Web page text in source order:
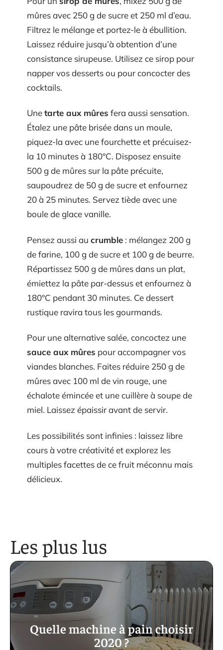
mûres avec 250 g de sucre et 250 ml d’eau.
Filtrez le mélange et portez-le à ébullition.
Laissez réduire jusqu’à obtention d’une
consistance sirupeuse. Utilisez ce sirop pour
napper vos desserts ou pour concocter des
cocktails.
Unetarte aux mûres fera aussi sensation.
Étalez une pâte brisée dans un moule,
piquez-la avec une fourchette et précuisez-
la 10 minutes à 180°C. Disposez ensuite
500 g de mûres sur la pâte précuite,
saupoudrez de 50 g de sucre et enfournez
20 à 25 minutes. Servez tiède avec une
boule de glace vanille.
Pensez aussi au crumble : mélangez 200 g
de farine, 100 g de sucre et 100 g de beurre.
Répartissez 500 g de mûres dans un plat,
émiettez la pâte par-dessus et enfournez à
180°C pendant 30 minutes. Ce dessert
rustique ravira tous les gourmands.
Pour une alternative salée, concoctez une
sauce aux mûres pour accompagner vos
viandes blanches. Faites réduire 250 g de
mûres avec 100 ml de vin rouge, une
échalote émincée et une cuillère à soupe de
miel. Laissez épaissir avant de servir.
Les possibilités sont infinies : laissez libre
cours à votre créativité et explorez les
multiples facettes de ce fruit méconnu mais
délicieux.
Les plus lus
Quelle machine à pain choisir
2020 ?